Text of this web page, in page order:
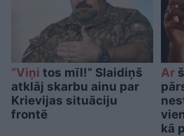
“Viņi tos mīl!” Slaidiņš
atklāj skarbu ainu par
Krievijas situāciju
frontē
Ar
kā